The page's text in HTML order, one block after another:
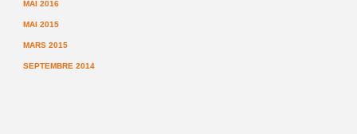
MAI 2016
MAI 2015
MARS 2015
SEPTEMBRE 2014